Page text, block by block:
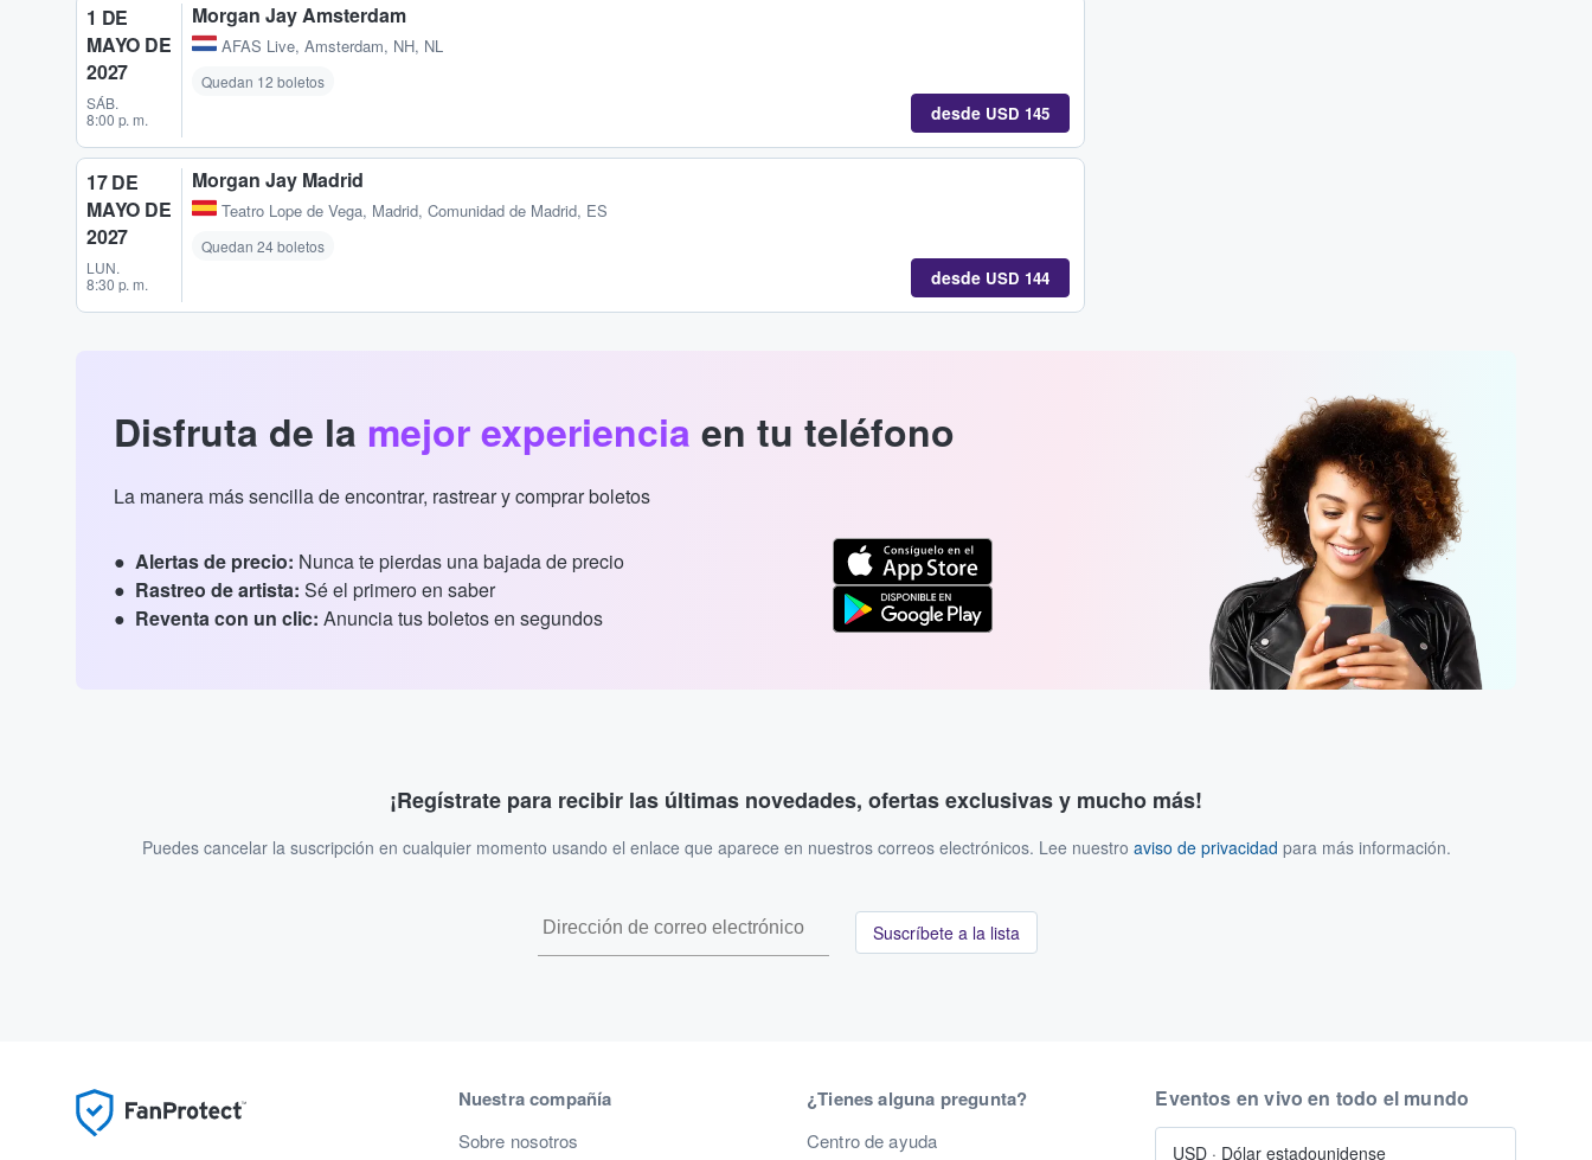
1 DE
MAYO DE
2027
SÁB.
8:00 p. m.
Morgan Jay Amsterdam
AFAS Live, Amsterdam, NH, NL
Quedan 12 boletos
desde USD 145
17 DE
MAYO DE
2027
LUN.
8:30 p. m.
Morgan Jay Madrid
Teatro Lope de Vega, Madrid, Comunidad de Madrid, ES
Quedan 24 boletos
desde USD 144
Disfruta de la mejor experiencia en tu teléfono
La manera más sencilla de encontrar, rastrear y comprar boletos
Alertas de precio: Nunca te pierdas una bajada de precio
Rastreo de artista: Sé el primero en saber
Reventa con un clic: Anuncia tus boletos en segundos
¡Regístrate para recibir las últimas novedades, ofertas exclusivas y mucho más!
Puedes cancelar la suscripción en cualquier momento usando el enlace que aparece en nuestros correos electrónicos. Lee nuestro aviso de privacidad para más información.
Suscríbete a la lista
Nuestra compañía
Sobre nosotros
¿Tienes alguna pregunta?
Centro de ayuda
Eventos en vivo en todo el mundo
USD · Dólar estadounidense